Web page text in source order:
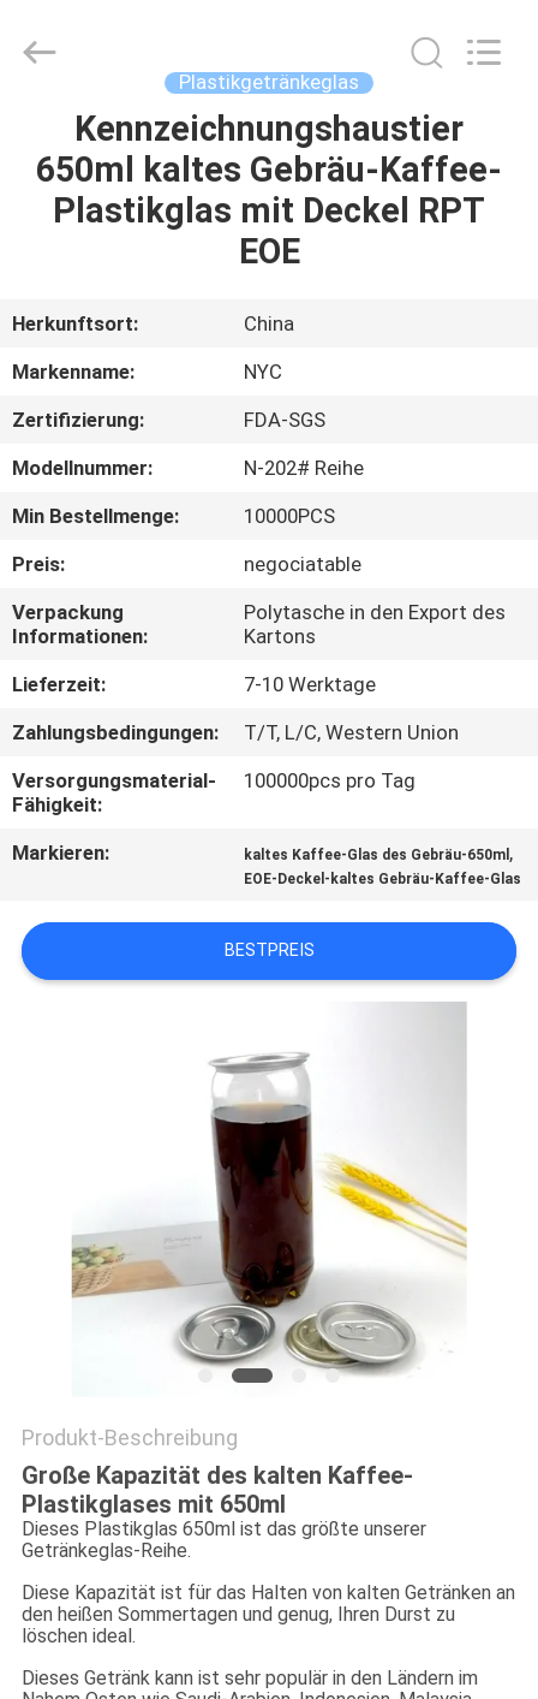
HAUS
PRODUKTE
UNS
AUSFLUG
QUALITÄTSKONTROLLE
TRETEN
SIE
MIT
UNS
VERBINDUNG
FÄLLE
Rights
Plastikgetränkeglas
Kennzeichnungshaustier
650ml kaltes Gebräu-Kaffee-
Plastikglas mit Deckel RPT
EOE
Herkunftsort:
China
Markenname:
NYC
Zertifizierung:
FDA-SGS
Modellnummer:
N-202# Reihe
Min Bestellmenge:
10000PCS
Preis:
negociatable
Verpackung
Informationen:
Polytasche in den Export des
Kartons
Lieferzeit:
7-10 Werktage
Zahlungsbedingungen:
T/T, L/C, Western Union
Versorgungsmaterial-
Fähigkeit:
100000pcs pro Tag
Markieren: kaltes Kaffee-Glas des Gebräu-650ml ,
EOE-Deckel-kaltes Gebräu-Kaffee-Glas
BESTPREIS
Produkt-Beschreibung
Große Kapazität des kalten Kaffee-
Plastikglases mit 650ml
Dieses Plastikglas 650ml ist das größte unserer
Getränkeglas-Reihe.
Diese Kapazität ist für das Halten von kalten Getränken an
den heißen Sommertagen und genug, Ihren Durst zu
löschen ideal.
Dieses Getränk kann ist sehr populär in den Ländern im